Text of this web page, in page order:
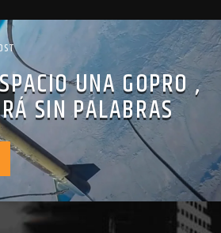
UNA GOPRO ,
SIN PALABRAS